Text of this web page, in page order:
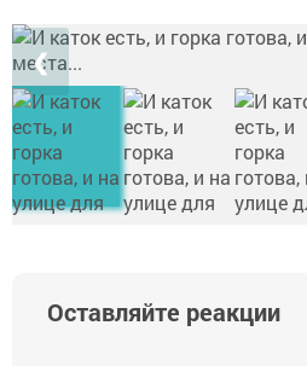
❮
Оставляйте реакции